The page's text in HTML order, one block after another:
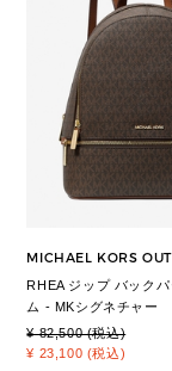
MICHAEL KORS
RHEA ジップ バック
ム - MKシグネチャー
¥ 82,500 (税込)
¥ 23,100 (税込)